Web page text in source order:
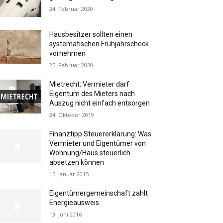
24. Februar 2020
Hausbesitzer sollten einen
systematischen Frühjahrscheck
vornehmen
25. Februar 2020
Mietrecht: Vermieter darf
Eigentum des Mieters nach
Auszug nicht einfach entsorgen
24. Oktober 2019
Finanztipp Steuererklärung: Was
Vermieter und Eigentümer von
Wohnung/Haus steuerlich
absetzen können
15. Januar 2015
Eigentümergemeinschaft zahlt
Energieausweis
13. Juni 2016